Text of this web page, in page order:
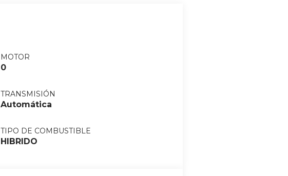
MOTOR
0
TRANSMISIÓN
Automática
TIPO DE COMBUSTIBLE
HIBRIDO